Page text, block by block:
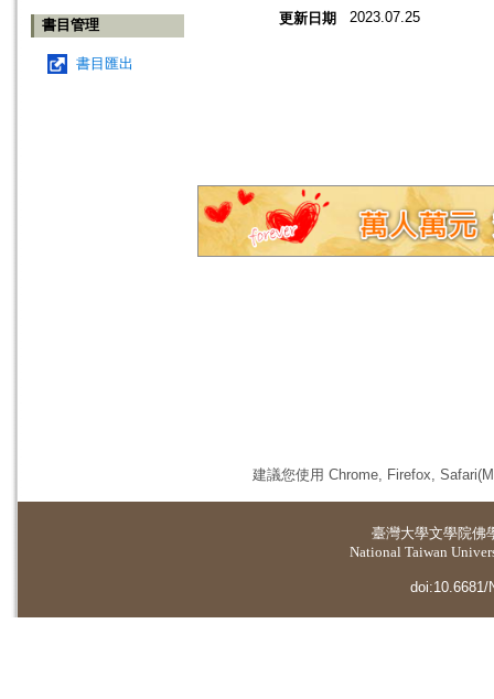
書目管理
書目匯出
更新日期 2023.07.25
建議您使用 Chrome, Firefox,
臺灣大學文學院佛
National Taiwan
doi:10.6681/